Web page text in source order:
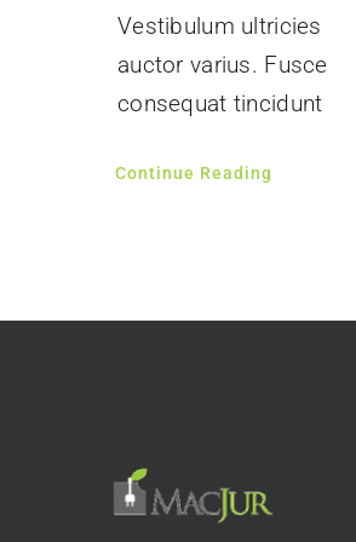
Vestibulum ultricies
auctor varius. Fusce
consequat tincidunt
Continue Reading